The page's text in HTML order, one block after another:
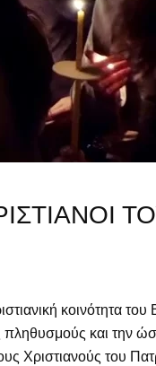
κοινότητα του
πληθυσμούς και την
του